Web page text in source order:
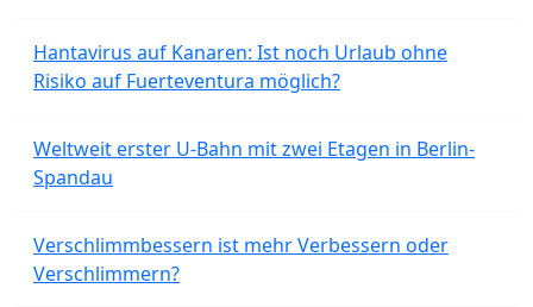
Hantavirus auf Kanaren: Ist noch Urlaub ohne
Risiko auf Fuerteventura möglich?
Weltweit erster U-Bahn mit zwei Etagen in Berlin-
Spandau
Verschlimmbessern ist mehr Verbessern oder
Verschlimmern?